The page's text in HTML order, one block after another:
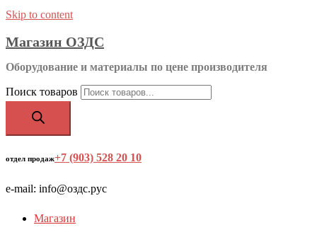
Skip to content
Магазин ОЗДС
Оборудование и материалы по цене производителя
Поиск товаров
отдел продаж+7 (903) 528 20 10
e-mail: info@оздс.рус
Магазин